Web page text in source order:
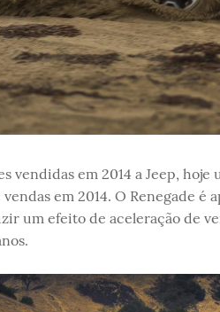
vendidas em 2014 a Jeep,
em 2014. O Renegade
um efeito de aceleração de